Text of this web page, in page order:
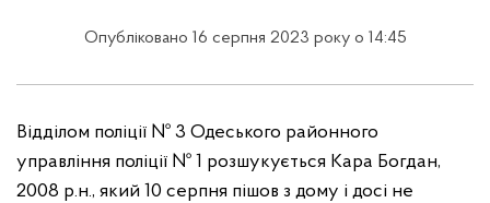
Опубліковано 16 серпня 2023 року о 14:45
Відділом поліції № 3 Одеського районного
управління поліції № 1 розшукується Кара Богдан,
2008 р.н., який 10 серпня пішов з дому і досі не